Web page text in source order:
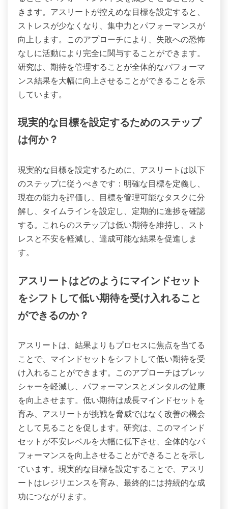
きます。アスリートが控えめな目標を設定すると、
ストレスが少なくなり、集中力とパフォーマンスが
向上します。このアプローチにより、失敗への恐怖
なしに活動により完全に関与することができます。
研究は、期待を管理することが全体的なパフォーマ
ンス結果を大幅に向上させることができることを示
しています。
現実的な目標を設定するためのステップ
は何か？
現実的な目標を設定するために、アスリートは以下
のステップに従うべきです：明確な目標を定義し、
現在の能力を評価し、目標を管理可能なタスクに分
解し、タイムラインを設定し、定期的に進捗を確認
する。これらのステップは低い期待を維持し、スト
レスと不安を軽減し、達成可能な結果を促進しま
す。
アスリートはどのようにマインドセット
をシフトして低い期待を受け入れること
ができるのか？
アスリートは、結果よりもプロセスに焦点を当てる
ことで、マインドセットをシフトして低い期待を受
け入れることができます。このアプローチはプレッ
シャーを軽減し、パフォーマンスとメンタルの健康
を向上させます。低い期待は成長マインドセットを
育み、アスリートが挑戦を脅威ではなく改善の機会
として見ることを促します。研究は、このマインド
セットが不安レベルを大幅に低下させ、全体的なパ
フォーマンスを向上させることができることを示し
ています。現実的な目標を設定することで、アスリ
ートはレジリエンスを育み、最終的には持続的な成
功につながります。